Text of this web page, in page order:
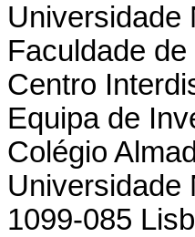
Universidade
Faculdade
Centro
Equipa de
Colégio
Universidade
1099-085